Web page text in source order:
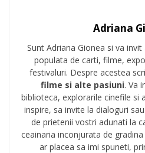
Adriana
Sunt Adriana Gionea si va
populata de carti, filme,
festivaluri. Despre acestea
filme si alte pasiuni. Va
biblioteca, explorarile cinefile si
inspire, sa invite la dialoguri
de prietenii vostri adunati la
ceainaria inconjurata de
ar placea sa imi spuneti,